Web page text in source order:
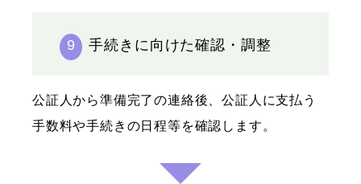
9 手続きに向けた確認・調整
公証人から準備完了の連絡後、公証人に支払う
手数料や手続きの日程等を確認します。